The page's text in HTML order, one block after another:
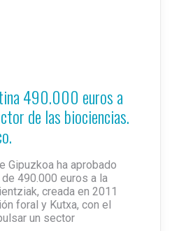
490.000 euros a
de las biociencias.
Gipuzkoa ha aprobado
490.000 euros a la
creada en 2011
foral y Kutxa, con el
un sector